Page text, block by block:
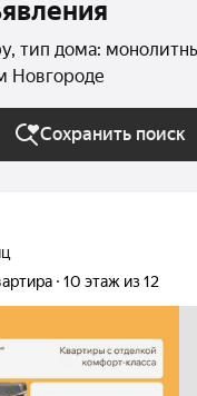
тип дома:
Новгороде
Сохранить поиск
10 этаж из 12